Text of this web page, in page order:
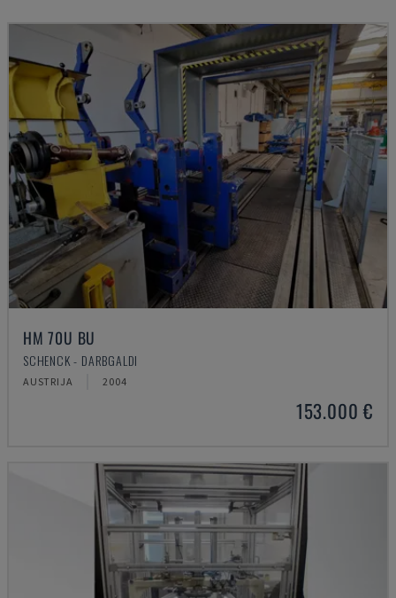
HM 70U BU
SCHENCK - DARBGALDI
AUSTRIJA 2004
153.000 €